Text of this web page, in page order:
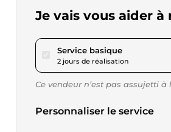
Je vais vous aider
Service basiquepour 17,33
2 jours de réalisation
Ce vendeur n’est pas assujetti à
Personnaliser le service